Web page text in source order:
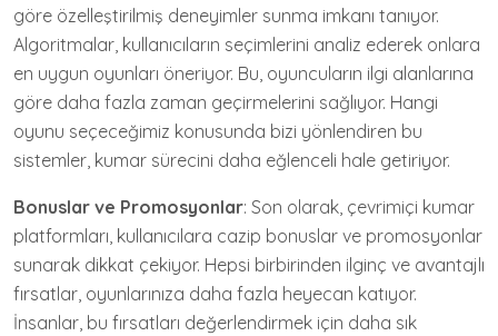
göre özelleştirilmiş deneyimler sunma imkanı tanıyor.
Algoritmalar, kullanıcıların seçimlerini analiz ederek onlara
en uygun oyunları öneriyor. Bu, oyuncuların ilgi alanlarına
göre daha fazla zaman geçirmelerini sağlıyor. Hangi
oyunu seçeceğimiz konusunda bizi yönlendiren bu
sistemler, kumar sürecini daha eğlenceli hale getiriyor.
Bonuslar ve Promosyonlar: Son olarak, çevrimiçi kumar
platformları, kullanıcılara cazip bonuslar ve promosyonlar
sunarak dikkat çekiyor. Hepsi birbirinden ilginç ve avantajlı
fırsatlar, oyunlarınıza daha fazla heyecan katıyor.
İnsanlar, bu fırsatları değerlendirmek için daha sık